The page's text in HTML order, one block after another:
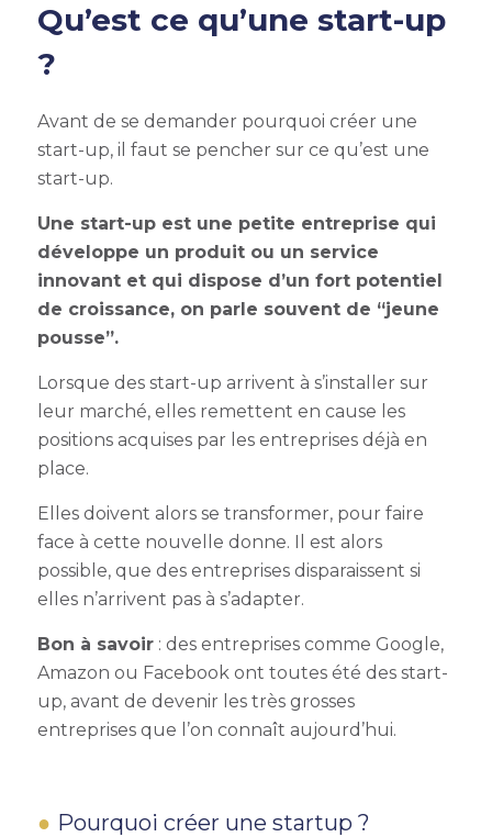
Qu’est ce qu’une start-up
?
Avant de se demander pourquoi créer une
start-up,il faut se pencher sur ce qu’est une
start-up.
Une start-up est une petite entreprise qui
développe un produit ou un service
innovant et qui dispose d’un fort potentiel
de croissance, on parle souvent de “jeune
pousse”.
Lorsque des start-up arrivent à s’installer sur
leur marché, elles remettent en cause les
positions acquises par les entreprises déjà en
place.
Elles doivent alors se transformer, pour faire
face à cette nouvelle donne. Il est alors
possible, que des entreprises disparaissent si
elles n’arrivent pas à s’adapter.
Bon à savoir: des entreprises comme Google,
Amazon ou Facebook ont toutes été des start-
up, avant de devenir les très grosses
entreprises que l’on connaît aujourd’hui.
Pourquoi créer une startup ?